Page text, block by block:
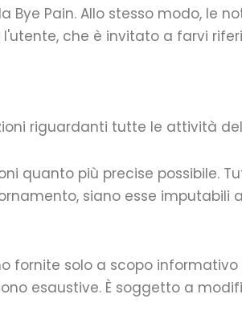
Pain. Allo stesso modo, le
che è invitato a farvi
riguardanti tutte le attività
quanto più precise possibile.
siano esse imputabili
fornite solo a scopo
esaustive. È soggetto a